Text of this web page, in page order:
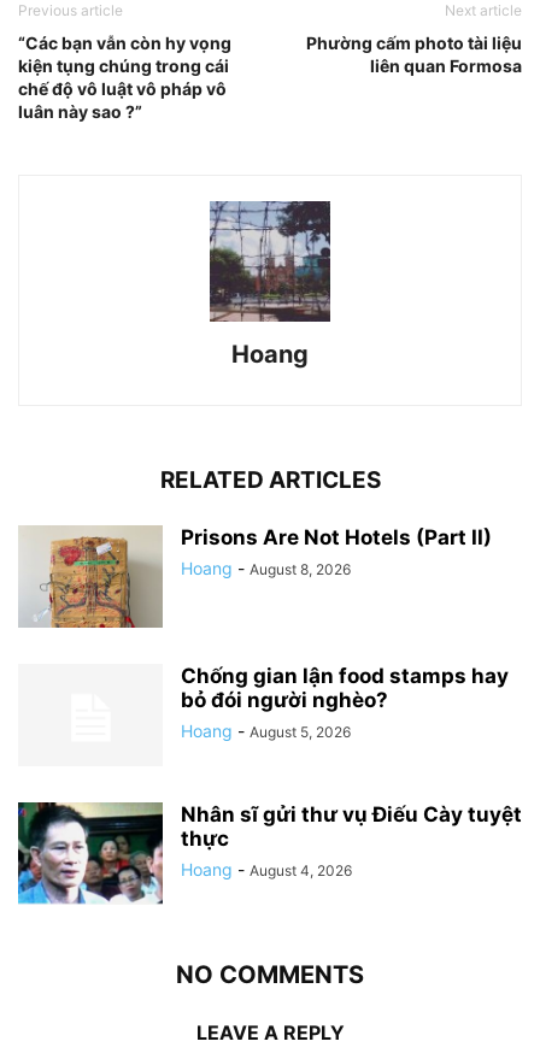
Previous article
“Các bạn vẫn còn hy vọng
kiện tụng chúng trong cái
chế độ vô luật vô pháp vô
luân này sao ?”
Next article
Phường cấm photo tài liệu
liên quan Formosa
Hoang
RELATED ARTICLES
Prisons Are Not Hotels (Part II)
Hoang - August 8, 2026
Chống gian lận food stamps hay
bỏ đói người nghèo?
Hoang - August 5, 2026
Nhân sĩ gửi thư vụ Điếu Cày tuyệt
thực
Hoang - August 4, 2026
NO COMMENTS
LEAVE A REPLY